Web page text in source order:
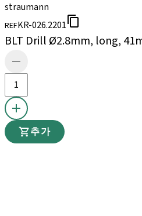
straumann
REFKR-026.2201
BLT Drill Ø2.8mm, long,
추가